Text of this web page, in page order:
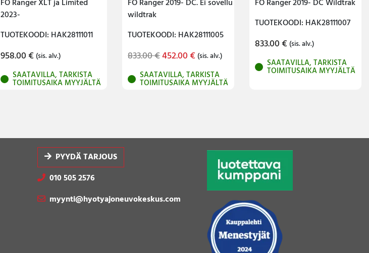
FO Ranger XLT ja Limited
2023-
TUOTEKOODI: HAK28111011
958.00€ (sis. alv.)
SAATAVILLA, TARKISTA
TOIMITUSAIKA MYYJÄLTÄ
FO Ranger 2019- DC. Ei sovellu
wildtrak
TUOTEKOODI: HAK28111005
833.00€Original
was:
452.00€Current
is:
(sis. alv.)
SAATAVILLA, TARKISTA
TOIMITUSAIKA MYYJÄLTÄ
FO Ranger 2019- DC Wildtrak
TUOTEKOODI: HAK28111007
833.00€ (sis. alv.)
SAATAVILLA, TARKISTA
TOIMITUSAIKA MYYJÄLTÄ
PYYDÄ TARJOUS
010 505 2576
myynti@hyotyajoneuvokeskus.com